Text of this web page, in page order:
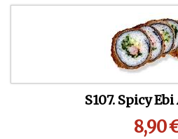
S107. Spicy
8,90